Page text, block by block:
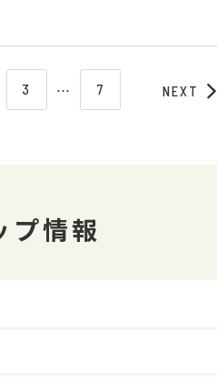
3 ⋯ 7 NEXT
プ情報